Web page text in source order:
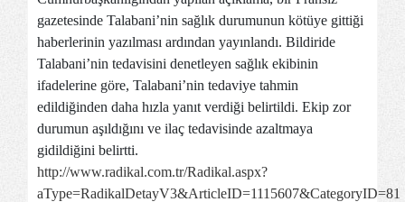
gazetesinde Talabani’nin sağlık durumunun kötüye gittiği
haberlerinin yazılması ardından yayınlandı. Bildiride
Talabani’nin tedavisini denetleyen sağlık ekibinin
ifadelerine göre, Talabani’nin tedaviye tahmin
edildiğinden daha hızla yanıt verdiği belirtildi. Ekip zor
durumun aşıldığını ve ilaç tedavisinde azaltmaya
gidildiğini belirtti.
http://www.radikal.com.tr/Radikal.aspx?
aType=RadikalDetayV3&ArticleID=1115607&CategoryID=81